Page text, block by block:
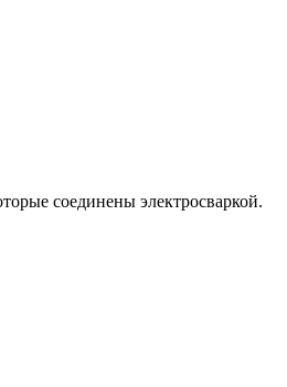
соединены электросваркой.